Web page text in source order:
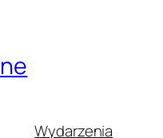
Wydarzenia